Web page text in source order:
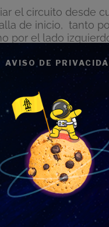
el circuito desde
de inicio, tanto
por el lado
el orden
tanto de los
de las bases de
AVISO DE